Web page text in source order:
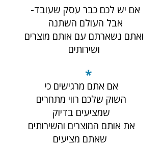
אם יש לכם כבר עסק שעובד-
אבל העולם השתנה
ואתם נשארתם עם אותם מוצרים
ושירותים
*
אם אתם מרגישים כי
השוק שלכם רווי מתחרים
שמציעים בדיוק
את אותם המוצרים והשירותים
שאתם מציעים